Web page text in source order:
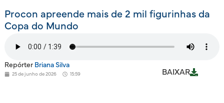
Procon apreende mais de 2 mil figurinhas da
Copa do Mundo
Repórter Briana Silva
25 de junho de 2026 15:59 BAIXAR